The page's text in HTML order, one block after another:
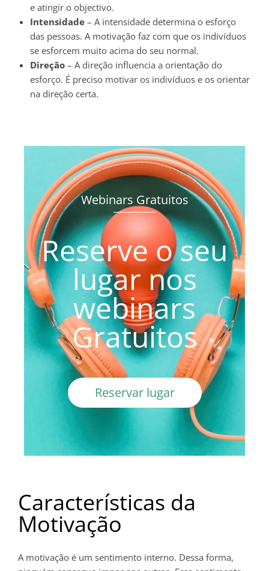
e atingir o objectivo.
Intensidade – A intensidade determina o esforço
das pessoas. A motivação faz com que os indivíduos
se esforcem muito acima do seu normal.
Direção – A direção influencia a orientação do
esforço. É preciso motivar os indivíduos e os orientar
na direção certa.
Webinars Gratuitos
Reserve o seu
lugar nos
webinars
Gratuitos
Reservar lugar
Características da
Motivação
A motivação é um sentimento interno. Dessa forma,